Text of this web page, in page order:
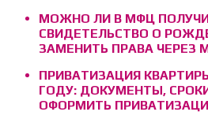
МОЖНО ЛИ В МФЦ
СВИДЕТЕЛЬСТВО О
ЗАМЕНИТЬ ПРАВА ЧЕРЕЗ
ПРИВАТИЗАЦИЯ
ГОДУ: ДОКУМЕНТЫ,
ОФОРМИТЬ